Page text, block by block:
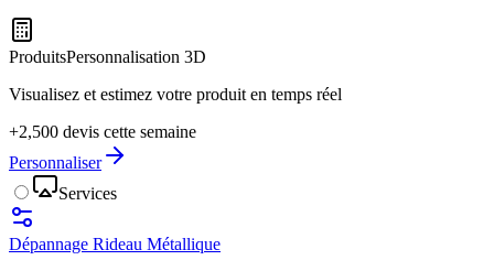
ProduitsPersonnalisation 3D
Visualisez et estimez votre produit en temps réel
+2,500 devis cette semaine
Personnaliser
Services
Dépannage Rideau Métallique